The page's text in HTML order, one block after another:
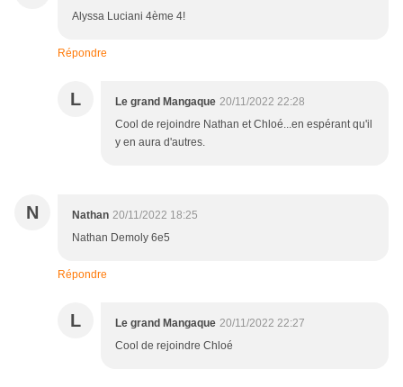
Alyssa Luciani 4ème 4!
Répondre
L Le grand Mangaque 20/11/2022 22:28
Cool de rejoindre Nathan et Chloé...en espérant qu'il
y en aura d'autres.
N Nathan 20/11/2022 18:25
Nathan Demoly 6e5
Répondre
L Le grand Mangaque 20/11/2022 22:27
Cool de rejoindre Chloé